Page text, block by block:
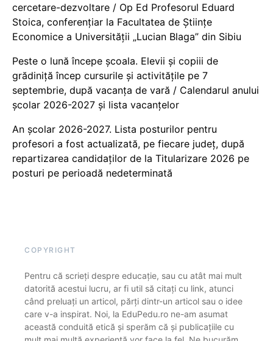
cercetare-dezvoltare / Op Ed Profesorul Eduard
Stoica, conferențiar la Facultatea de Științe
Economice a Universității „Lucian Blaga” din Sibiu
Peste o lună începe școala. Elevii și copiii de
grădiniță încep cursurile și activitățile pe 7
septembrie, după vacanța de vară / Calendarul anului
școlar 2026-2027 și lista vacanțelor
An școlar 2026-2027. Lista posturilor pentru
profesori a fost actualizată, pe fiecare județ, după
repartizarea candidaților de la Titularizare 2026 pe
posturi pe perioadă nedeterminată
COPYRIGHT
Pentru că scrieți despre educație, sau cu atât mai mult
datorită acestui lucru, ar fi util să citați cu link, atunci
când preluați un articol, părți dintr-un articol sau o idee
care v-a inspirat. Noi, la EduPedu.ro ne-am asumat
această conduită etică și sperăm că și publicațiile cu